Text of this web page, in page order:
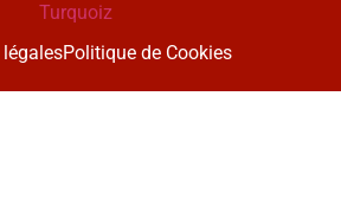
Turquoiz
Politique de Cookies